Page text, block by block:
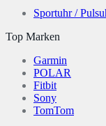
Sportuhr /
Top Marken
Garmin
POLAR
Fitbit
Sony
TomTom